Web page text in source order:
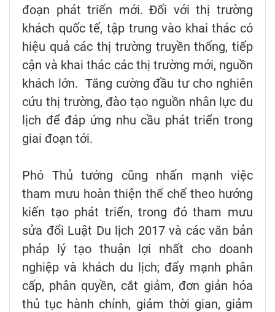
đoạn phát triển mới. Đối với thị trường
khách quốc tế, tập trung vào khai thác có
hiệu quả các thị trường truyền thống, tiếp
cận và khai thác các thị trường mới, nguồn
khách lớn. Tăng cường đầu tư cho nghiên
cứu thị trường, đào tạo nguồn nhân lực du
lịch để đáp ứng nhu cầu phát triển trong
giai đoạn tới.
Phó Thủ tướng cũng nhấn mạnh việc
tham mưu hoàn thiện thể chế theo hướng
kiến tạo phát triển, trong đó tham mưu
sửa đổi Luật Du lịch 2017 và các văn bản
pháp lý tạo thuận lợi nhất cho doanh
nghiệp và khách du lịch; đẩy mạnh phân
cấp, phân quyền, cắt giảm, đơn giản hóa
thủ tục hành chính, giảm thời gian, giảm